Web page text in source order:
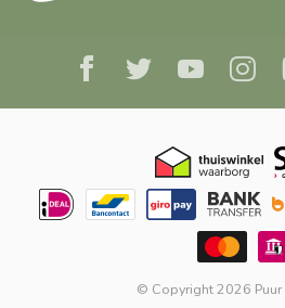
© Copyright 2026 Puur